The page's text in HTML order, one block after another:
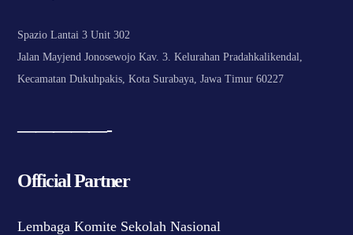
Spazio Lantai 3 Unit 302
Jalan Mayjend Jonosewojo Kav. 3. Kelurahan Pradahkalikendal,
Kecamatan Dukuhpakis, Kota Surabaya, Jawa Timur 60227
—————-
Official Partner
Lembaga Komite Sekolah Nasional